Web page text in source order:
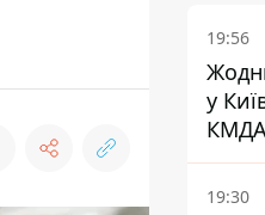
19:56
у
19:30